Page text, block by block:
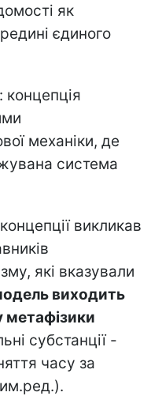
як
єдиного
: концепція
механіки, де
система
викликав
які вказували
виходить
метафізики
субстанції -
часу за